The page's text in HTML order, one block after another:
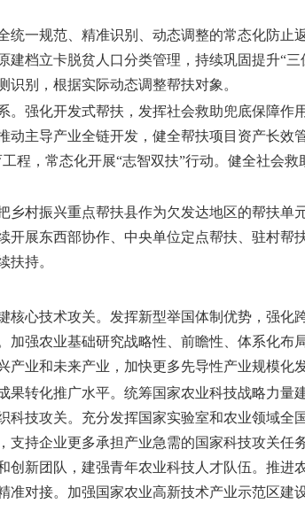
统一规范、精准识别、动态调整的常态化防止
建档立卡脱贫人口分类管理，持续巩固提升“
识别，根据实际动态调整帮扶对象。
。 强化开发式帮扶，发挥社会救助兜底保障作
动主导产业全链开发，健全帮扶项目资产长效
程，常态化开展“志智双扶”行动。健全社会
乡村振兴重点帮扶县作为欠发达地区的帮扶单
开展东西部协作、中央单位定点帮扶、驻村帮
扶持。
核心技术攻关。 发挥新型举国体制优势，强化
加强农业基础研究战略性、前瞻性、体系化布
业和未来产业，加快更多先导性产业规模化发
果转化推广水平。 统筹国家农业科技战略力量
科技攻关。充分发挥国家实验室和农业领域全
支持企业更多承担产业急需的国家科技攻关任
创新团队，建强青年农业科技人才队伍。推进
准对接。加强国家农业高新技术产业示范区建